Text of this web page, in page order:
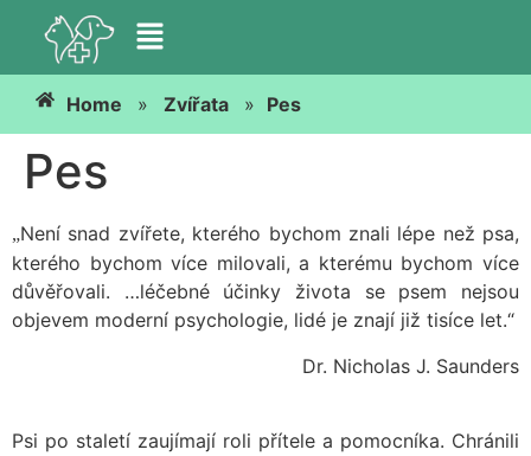
Home » Zvířata » Pes
Pes
„Není snad zvířete, kterého bychom znali lépe než psa,
kterého bychom více milovali, a kterému bychom více
důvěřovali. …léčebné účinky života se psem nejsou
objevem moderní psychologie, lidé je znají již tisíce let.“
Dr. Nicholas J. Saunders
Psi po staletí zaujímají roli přítele a pomocníka. Chránili